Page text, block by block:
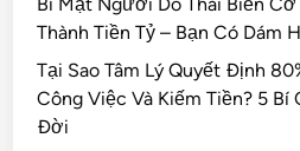
Thành Tiền Tỷ – Bạn Có Dám
Tại Sao Tâm Lý Quyết Định
Công Việc Và Kiếm Tiền? 5 Bí
Đời